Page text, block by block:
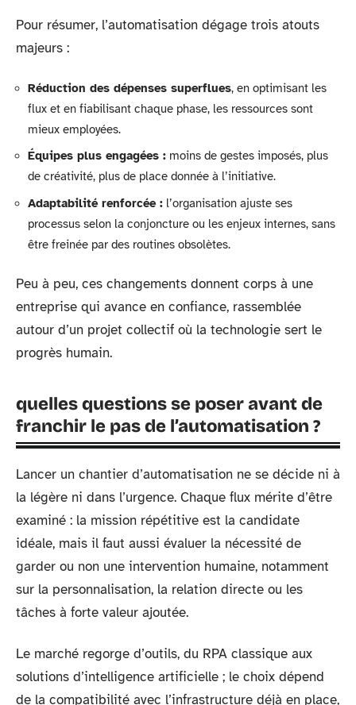
Pour résumer, l’automatisation dégage trois atouts
majeurs :
Réduction des dépenses superflues, en optimisant les
flux et en fiabilisant chaque phase, les ressources sont
mieux employées.
Équipes plus engagées : moins de gestes imposés, plus
de créativité, plus de place donnée à l’initiative.
Adaptabilité renforcée : l’organisation ajuste ses
processus selon la conjoncture ou les enjeux internes, sans
être freinée par des routines obsolètes.
Peu à peu, ces changements donnent corps à une
entreprise qui avance en confiance, rassemblée
autour d’un projet collectif où la technologie sert le
progrès humain.
quelles questions se poser avant de
franchir le pas de l’automatisation ?
Lancer un chantier d’automatisation ne se décide ni à
la légère ni dans l’urgence. Chaque flux mérite d’être
examiné : la mission répétitive est la candidate
idéale, mais il faut aussi évaluer la nécessité de
garder ou non une intervention humaine, notamment
sur la personnalisation, la relation directe ou les
tâches à forte valeur ajoutée.
Le marché regorge d’outils, du RPA classique aux
solutions d’intelligence artificielle ; le choix dépend
de la compatibilité avec l’infrastructure déjà en place,